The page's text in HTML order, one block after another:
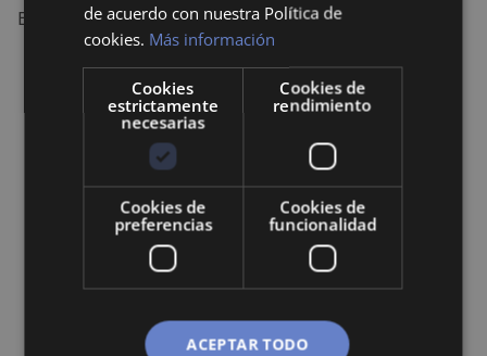
Está disponible en 4 modalidades:
Gratuita , que ofrece
acceso limitado a los
últimos 10.000 mensajes, 5 GB de
almacenamiento
e integración con 10
aplicaciones.
Estándarpara pequeñas y medianas
empresas por $6,67/mes (€5,63/mes),
permite integrar aplicaciones y tener acceso a
ofrece un almacenamiento de 10 GB por
de acuerdo con nuestra Política de
cookies. Más información
Cookies
estrictamente
necesarias
Cookies de
rendimiento
Cookies de
preferencias
Cookies de
funcionalidad
ACEPTAR TODO